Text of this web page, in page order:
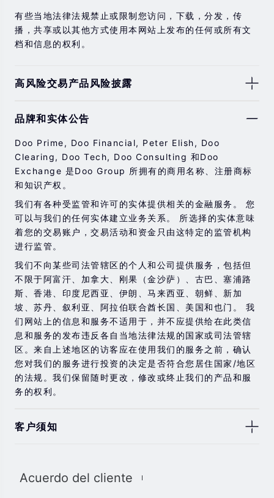
有些当地法律法规禁止或限制您访问，下载，分发，传
播，共享或以其他方式使用本网站上发布的任何或所有文
档和信息的权利。
高风险交易产品风险披露
券，期货，差价合约和其他金融产品交易涉及高风险，可
过去的投资表现并不代表其未来的表现。
在与我们进行任何交易之前，请确保您完全了解使用相应
金融工具进行交易的风险。 如果您不了解此处说明的风
险，则应寻求独立的专业建议。
品牌和实体公告
Doo Prime, Doo Financial, Peter Elish, Doo
Clearing, Doo Tech, Doo Consulting 和Doo
Exchange 是Doo Group 所拥有的商用名称、注册商标
和知识产权。
我们有各种受监管和许可的实体提供相关的金融服务。 您
可以与我们的任何实体建立业务关系。 所选择的实体意味
着您的交易账户，交易活动和资金只由这特定的监管机构
进行监管。
我们不向某些司法管辖区的个人和公司提供服务，包括但
不限于阿富汗、加拿大、刚果（金沙萨）、古巴、塞浦路
斯、香港、印度尼西亚、伊朗、马来西亚、朝鲜、新加
坡、苏丹、叙利亚、阿拉伯联合酋长国、美国和也门。 我
们网站上的信息和服务不适用于，并不应提供给在此类信
息和服务的发布违反各自当地法律法规的国家或司法管辖
区。来自上述地区的访客应在使用我们的服务之前，确认
您对我们的服务进行投资的决定是否符合您居住国家/地区
的法规。我们保留随时更改，修改或终止我们的产品和服
务的权利。
客户须知
息，材料或第三方材料（“材料”）仅供参考。 该材料仅被
Acuerdo del cliente